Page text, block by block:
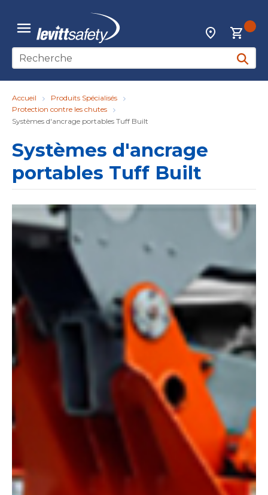
Skip to main content
menu
Localisateur
Recherche sur le site
Accueil
Produits Spécialisés
Protection contre les chutes
Systèmes d'ancrage portables Tuff Built
Systèmes d'ancrage
portables Tuff Built